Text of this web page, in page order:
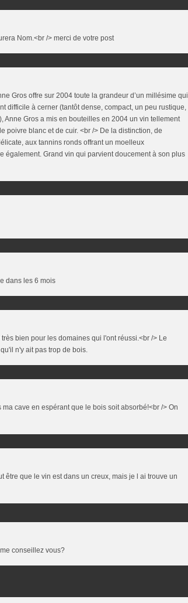
Nom.<br /> merci de votre post
Gros offre sur 2004 toute la grandeur d’un millésime qui
difficile à cerner (tantôt dense, compact, un peu rustique,
Anne Gros a mis en bouteilles en 2004 un vin tellement
poivre blanc et de cuir. <br /> De la distinction, de
aux tannins ronds offrant un moelleux
également. Grand vin qui parvient doucement à son plus
dans les 6 mois
bien pour les domaines qui l'ont réussi.<br /> Le
n'y ait pas trop de bois.
cave en espérant que le bois soit absorbé!<br /> On
être que le vin est dans un creux, mais je l ai trouve un
conseillez vous?